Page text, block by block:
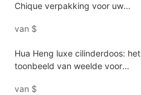
Chique verpakking voor uw
van $
Hua Heng luxe cilinderdoos: het
toonbeeld van weelde voor
van $